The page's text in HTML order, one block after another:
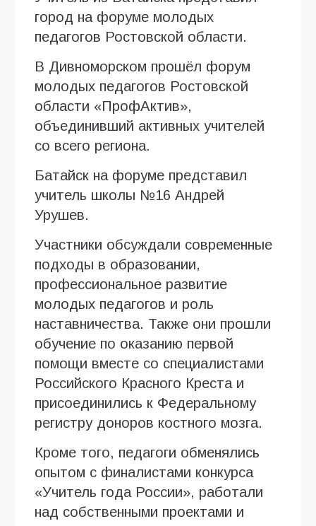
город на форуме молодых
педагогов Ростовской области.
В Дивноморском прошёл форум
молодых педагогов Ростовской
области «ПрофАктив»,
объединивший активных учителей
со всего региона.
Батайск на форуме представил
учитель школы №16 Андрей
Урушев.
Участники обсуждали современные
подходы в образовании,
профессиональное развитие
молодых педагогов и роль
наставничества. Также они прошли
обучение по оказанию первой
помощи вместе со специалистами
Российского Красного Креста и
присоединились к Федеральному
регистру доноров костного мозга.
Кроме того, педагоги обменялись
опытом с финалистами конкурса
«Учитель года России», работали
над собственными проектами и